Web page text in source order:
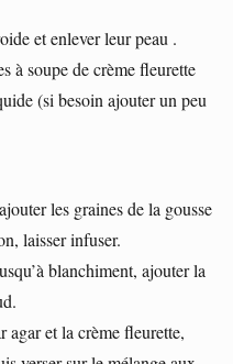
et enlever leur peau .
à soupe de crème fleurette
(si besoin ajouter un peu
les graines de la gousse
laisser infuser.
blanchiment, ajouter la
agar et la crème fleurette,